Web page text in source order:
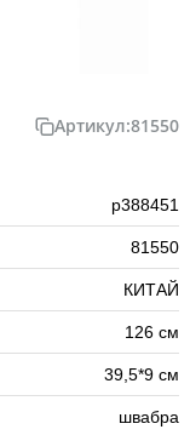
Артикул:81550
р388451
81550
КИТАЙ
126 см
39,5*9 см
швабра